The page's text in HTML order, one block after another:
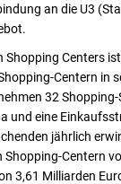
an die U3
Shopping Centers
Centern in
32
und eine
jährlich
Centern
3,61 Milliarden